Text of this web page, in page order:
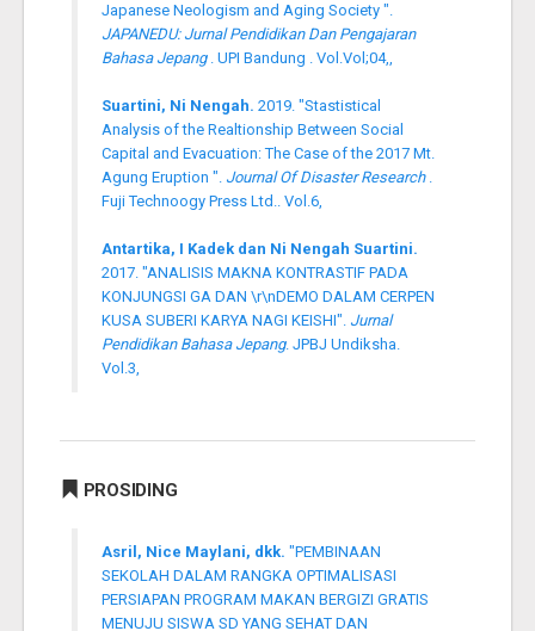
Japanese Neologism and Aging Society ".
JAPANEDU: Jurnal Pendidikan Dan Pengajaran
Bahasa Jepang . UPI Bandung . Vol.Vol;04,,
Suartini, Ni Nengah. 2019. "Stastistical
Analysis of the Realtionship Between Social
Capital and Evacuation: The Case of the 2017 Mt.
Agung Eruption ". Journal Of Disaster Research .
Fuji Technoogy Press Ltd.. Vol.6,
Antartika, I Kadek dan Ni Nengah Suartini.
2017. "ANALISIS MAKNA KONTRASTIF PADA
KONJUNGSI GA DAN \r\nDEMO DALAM CERPEN
KUSA SUBERI KARYA NAGI KEISHI". Jurnal
Pendidikan Bahasa Jepang. JPBJ Undiksha.
Vol.3,
PROSIDING
Asril, Nice Maylani, dkk. "PEMBINAAN
SEKOLAH DALAM RANGKA OPTIMALISASI
PERSIAPAN PROGRAM MAKAN BERGIZI GRATIS
MENUJU SISWA SD YANG SEHAT DAN